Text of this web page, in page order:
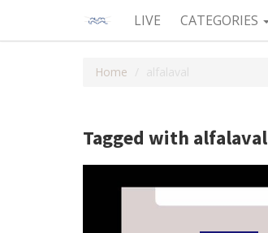
LIVE CATEGORIES
Home alfalaval
Tagged with alfalaval